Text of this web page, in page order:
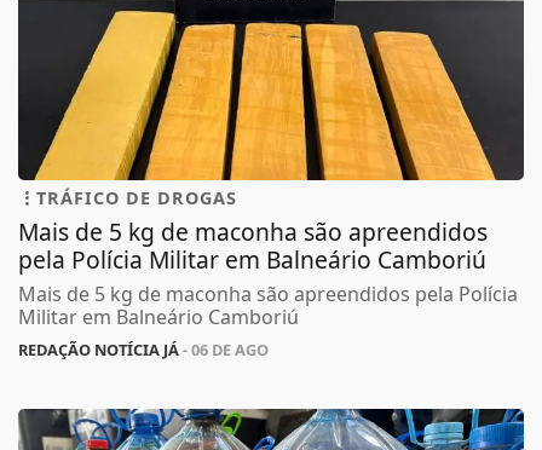
TRÁFICO DE DROGAS
Mais de 5 kg de maconha são apreendidos
pela Polícia Militar em Balneário Camboriú
Mais de 5 kg de maconha são apreendidos pela Polícia
Militar em Balneário Camboriú
REDAÇÃO NOTÍCIA JÁ- 06 DE AGO